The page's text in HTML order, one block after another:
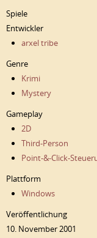
Spiele
Entwickler
arxel tribe
Genre
Krimi
Mystery
Gameplay
2D
Third-Person
Point-&-Click-
Plattform
Windows
Veröffentlichung
10. November 2001